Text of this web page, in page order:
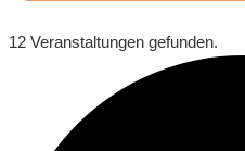
12 Veranstaltungen gefunden.